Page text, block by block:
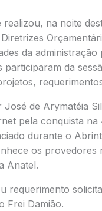
na noite
da
da
de Arymatéia
pela conquista
durante o
os provedores
Anatel.
requerimento
Frei Damião.